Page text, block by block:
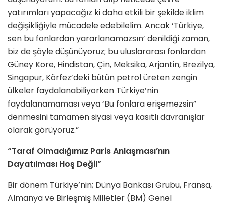
yatırımları yapacağız ki daha etkili bir şekilde iklim
değişikliğiyle mücadele edebilelim. Ancak ‘Türkiye,
sen bu fonlardan yararlanamazsın’ denildiği zaman,
biz de şöyle düşünüyoruz; bu uluslararası fonlardan
Güney Kore, Hindistan, Çin, Meksika, Arjantin, Brezilya,
Singapur, Körfez’deki bütün petrol üreten zengin
ülkeler faydalanabiliyorken Türkiye’nin
faydalanamaması veya ‘Bu fonlara erişemezsin”
denmesini tamamen siyasi veya kasıtlı davranışlar
olarak görüyoruz.”
“Taraf Olmadığımız Paris Anlaşması’nın
Dayatılması Hoş Değil”
Bir dönem Türkiye’nin; Dünya Bankası Grubu, Fransa,
Almanya ve Birleşmiş Milletler (BM) Genel